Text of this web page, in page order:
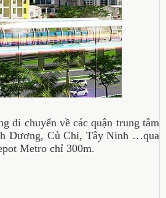
chuyển về các quận trung tâm
Dương, Củ Chi, Tây Ninh …qua
Metro chỉ 300m.